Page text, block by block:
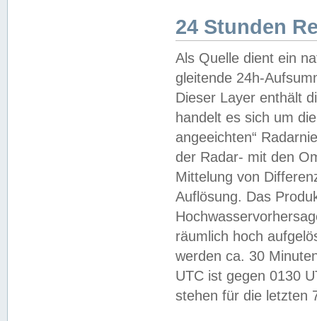
24 Stunden
Als Quelle dient ein
gleitende 24h-
Dieser Layer enthält
handelt es sich um
angeeichten“
der Radar- mit den
Mittelung von
Auflösung. Das
räumlich hoch
werden ca. 30
UTC ist gegen 0130
stehen für die letzten